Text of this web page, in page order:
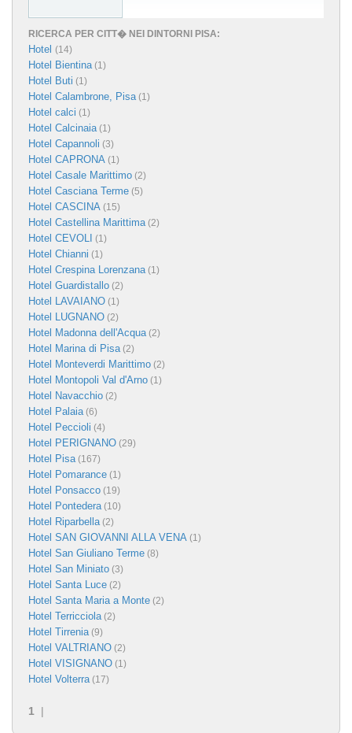
RICERCA PER CITT� NEI DINTORNI PISA:
Hotel (14)
Hotel Bientina(1)
Hotel Buti (1)
Hotel Calambrone, Pisa(1)
Hotel calci (1)
Hotel Calcinaia(1)
Hotel Capannoli (3)
Hotel CAPRONA (1)
Hotel Casale Marittimo (2)
Hotel Casciana Terme (5)
Hotel CASCINA (15)
Hotel Castellina Marittima(2)
Hotel CEVOLI (1)
Hotel Chianni (1)
Hotel Crespina Lorenzana(1)
Hotel Guardistallo (2)
Hotel LAVAIANO (1)
Hotel LUGNANO (2)
Hotel Madonna dell'Acqua(2)
Hotel Marina di Pisa(2)
Hotel Monteverdi Marittimo (2)
Hotel Montopoli Val d'Arno (1)
Hotel Navacchio (2)
Hotel Palaia(6)
Hotel Peccioli (4)
Hotel PERIGNANO (29)
Hotel Pisa(167)
Hotel Pomarance (1)
Hotel Ponsacco (19)
Hotel Pontedera(10)
Hotel Riparbella(2)
Hotel SAN GIOVANNI ALLA VENA (1)
Hotel San Giuliano Terme (8)
Hotel San Miniato (3)
Hotel Santa Luce (2)
Hotel Santa Maria a Monte (2)
Hotel Terricciola(2)
Hotel Tirrenia(9)
Hotel VALTRIANO (2)
Hotel VISIGNANO (1)
Hotel Volterra(17)
1 |